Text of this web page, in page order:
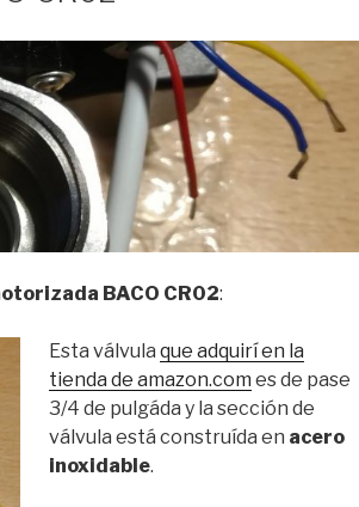
BACO CR02:
Esta válvulaque adquirí en la
tienda de amazon.com es de pase
3/4 de pulgáda y la sección de
válvula está construída en acero
inoxidable.